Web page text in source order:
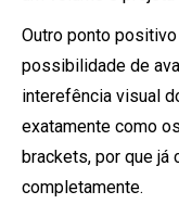
Outro ponto
possibilidade de
interefência visual
exatamente como
brackets, por que já
completamente.